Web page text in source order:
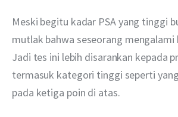
Meski begitu kadar PSA yang tinggi
mutlak bahwa seseorang
Jadi tes ini lebih disarankan kepada
termasuk kategori tinggi seperti
pada ketiga poin di atas.